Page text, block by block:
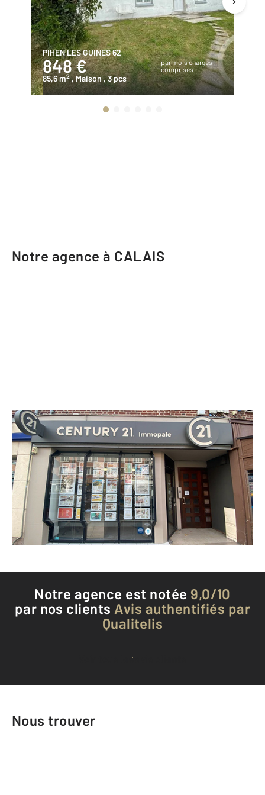
PIHEN LES GUINES 62
848 €
par mois charges
comprises
85,6 m2 , Maison , 3 pcs
Notre agence à CALAIS
CENTURY 21 Immopale
13 rue Royale
CALAIS - 62100
Envoyer un message
Téléphoner à l'agence
Notre agence est notée 9,0/10
par nos clients Avis authentifiés par
Qualitelis
Voir tous les avis clients
Nous trouver